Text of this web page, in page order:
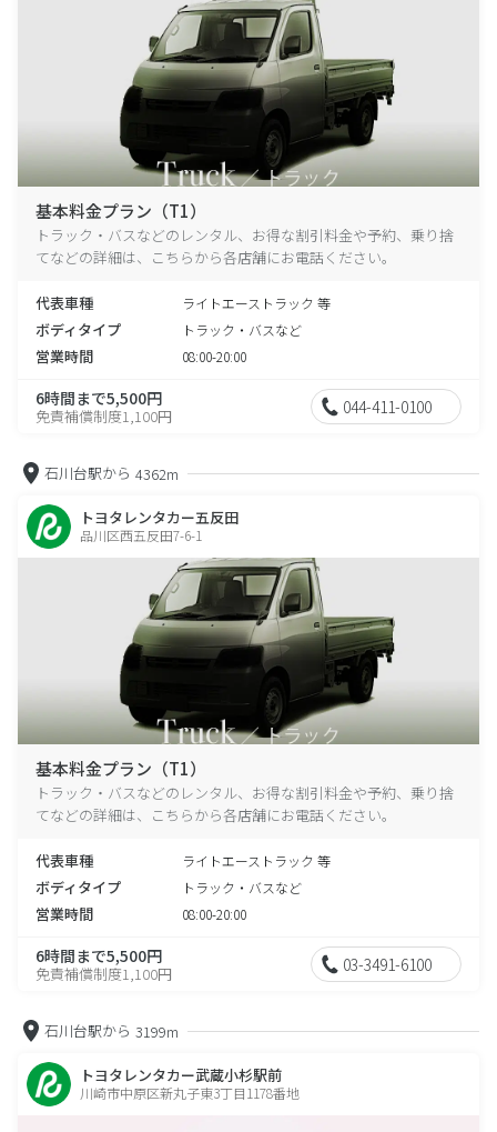
基本料金プラン（T1）
トラック・バスなどのレンタル、お得な割引料金や予約、乗り捨
てなどの詳細は、こちらから各店舗にお電話ください。
代表車種 ライトエーストラック 等
ボディタイプ トラック・バスなど
営業時間 08:00-20:00
6時間まで5,500円
免責補償制度1,100円 044-411-0100
石川台駅から 4362m
トヨタレンタカー五反田
品川区西五反田7-6-1
基本料金プラン（T1）
トラック・バスなどのレンタル、お得な割引料金や予約、乗り捨
てなどの詳細は、こちらから各店舗にお電話ください。
代表車種 ライトエーストラック 等
ボディタイプ トラック・バスなど
営業時間 08:00-20:00
6時間まで5,500円
免責補償制度1,100円 03-3491-6100
石川台駅から 3199m
トヨタレンタカー武蔵小杉駅前
川崎市中原区新丸子東3丁目1178番地